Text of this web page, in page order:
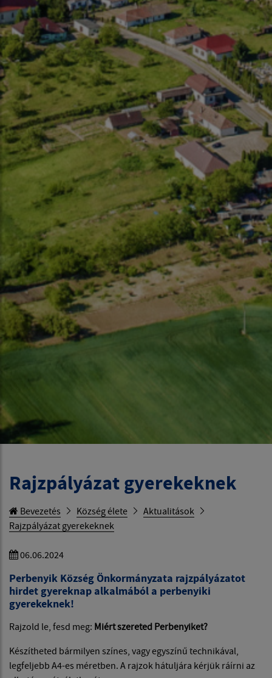
Rajzpályázat gyerekeknek
Bevezetés Község élete
Aktualitások
Rajzpályázat gyerekeknek
06.06.2024
Perbenyik Község Önkormányzata rajzpályázatot
hirdet gyereknap alkalmából a perbenyiki
gyerekeknek!
Rajzold le, fesd meg: Miért szereted Perbenyiket?
Készítheted bármilyen színes, vagy egyszínű technikával,
legfeljebb A4-es méretben. A rajzok hátuljára kérjük ráírni az